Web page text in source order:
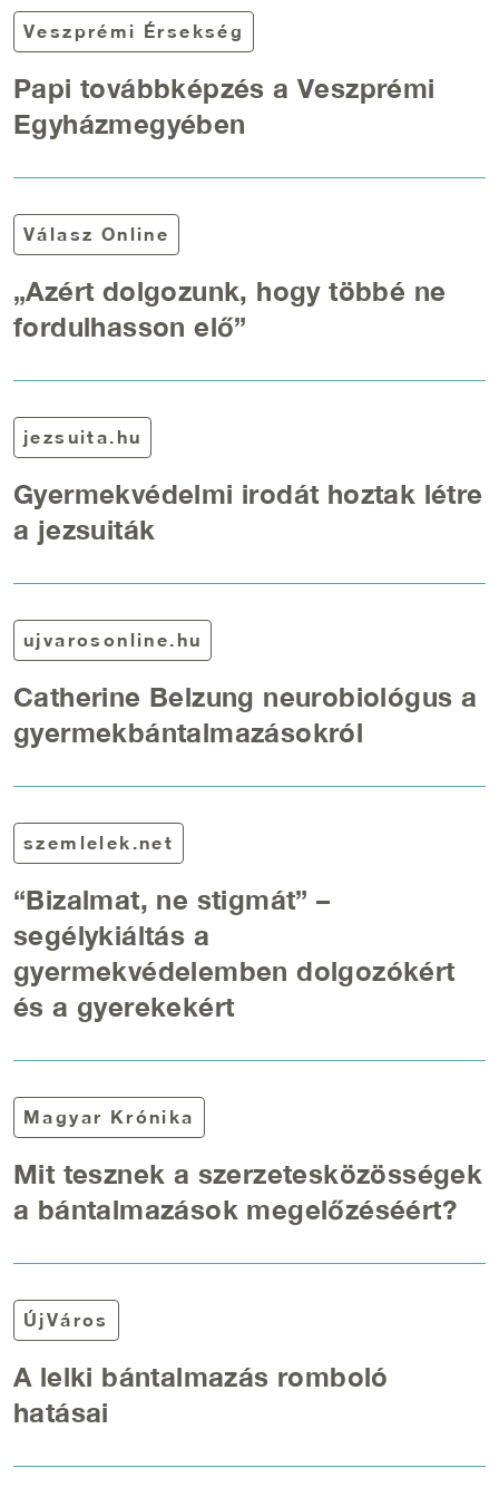
Veszprémi Érsekség
Papi továbbképzés a Veszprémi
Egyházmegyében
Válasz Online
„Azért dolgozunk, hogy többé ne
fordulhasson elő”
jezsuita.hu
Gyermekvédelmi irodát hoztak létre
a jezsuiták
ujvarosonline.hu
Catherine Belzung neurobiológus a
gyermekbántalmazásokról
szemlelek.net
“Bizalmat, ne stigmát” –
segélykiáltás a
gyermekvédelemben dolgozókért
és a gyerekekért
Magyar Krónika
Mit tesznek a szerzetesközösségek
a bántalmazások megelőzéséért?
ÚjVáros
A lelki bántalmazás romboló
hatásai